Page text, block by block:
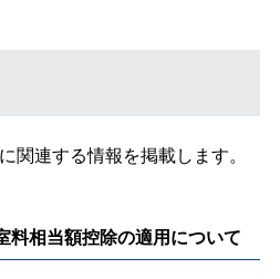
関連する情報を掲載します。
料相当額控除の適用について